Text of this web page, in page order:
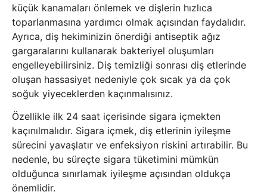
küçük kanamaları önlemek ve dişlerin hızlıca
toparlanmasına yardımcı olmak açısından faydalıdır.
Ayrıca, diş hekiminizin önerdiği antiseptik ağız
gargaralarını kullanarak bakteriyel oluşumları
engelleyebilirsiniz. Diş temizliği sonrası diş etlerinde
oluşan hassasiyet nedeniyle çok sıcak ya da çok
soğuk yiyeceklerden kaçınmalısınız.
Özellikle ilk 24 saat içerisinde sigara içmekten
kaçınılmalıdır. Sigara içmek, diş etlerinin iyileşme
sürecini yavaşlatır ve enfeksiyon riskini artırabilir. Bu
nedenle, bu süreçte sigara tüketimini mümkün
olduğunca sınırlamak iyileşme açısından oldukça
önemlidir.